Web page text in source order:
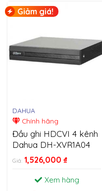
Giảm giá!
DAHUA
Chính hãng
Đầu ghi HDCVI 4 kênh
Dahua DH-XVR1A04
Giá: 1,526,000 ₫
Xem hàng